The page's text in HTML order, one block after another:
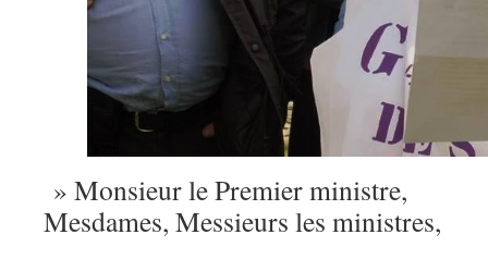
» Monsieur le Premier ministre,
Mesdames, Messieurs les ministres,